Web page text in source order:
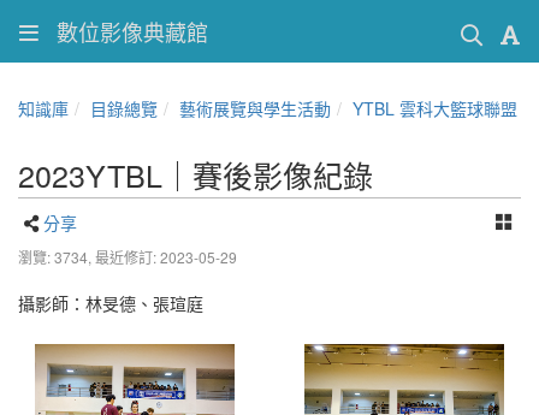
數位影像典藏館
知識庫 目錄總覽 藝術展覽與學生活動 YTBL 雲科大籃球聯盟
2023YTBL｜賽後影像紀錄
分享
瀏覽: 3734, 最近修訂: 2023-05-29
攝影師：林旻德、張瑄庭